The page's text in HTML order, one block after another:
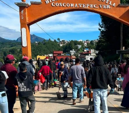
ANTES
No se dará agua a Córdoba: